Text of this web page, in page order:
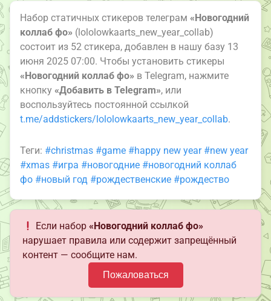
Набор статичных стикеров телеграм «Новогодний
коллаб фо» (lololowkaarts_new_year_collab)
состоит из 52 стикера, добавлен в нашу базу 13
июня 2025 07:00. Чтобы установить стикеры
«Новогодний коллаб фо» в Telegram, нажмите
кнопку «Добавить в Telegram», или
воспользуйтесь постоянной ссылкой
t.me/addstickers/lololowkaarts_new_year_collab.
Теги: #christmas #game #happy new year #new year
#xmas #игра #новогодние #новогодний коллаб
фо #новый год #рождественские #рождество
Если набор«Новогодний коллаб фо»
нарушает правила или содержит запрещённый
контент — сообщите нам.
Пожаловаться